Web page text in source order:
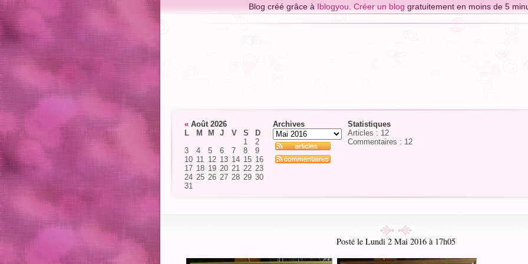
Blog créé grâce à Iblogyou Créer un blog gratuitement en moins de 5
« Août 2026
L
M M J V S
D
1
2
3
4 5 6 7 8
9
10 11 12 13 14 15 16
17 18 19 20 21 22 23
24 25 26 27 28 29 30
31
Archives
Statistiques
Articles : 12
Commentaires : 12
Posté le Lundi 2 Mai 2016 à 17h05